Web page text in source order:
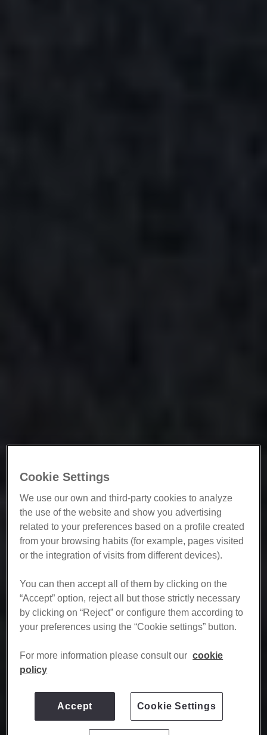
Cookie Settings
We use our own and third-party cookies to analyze
the use of the website and show you advertising
related to your preferences based on a profile created
from your browsing habits (for example, pages visited
or the integration of visits from different devices).​
​ You can then accept all of them by clicking on the
“Accept” option, reject all but those strictly necessary
by clicking on “Reject” or configure them according to
your preferences using the “Cookie settings” button.
​ For more information please consult our cookie
policy
Accept Cookie Settings